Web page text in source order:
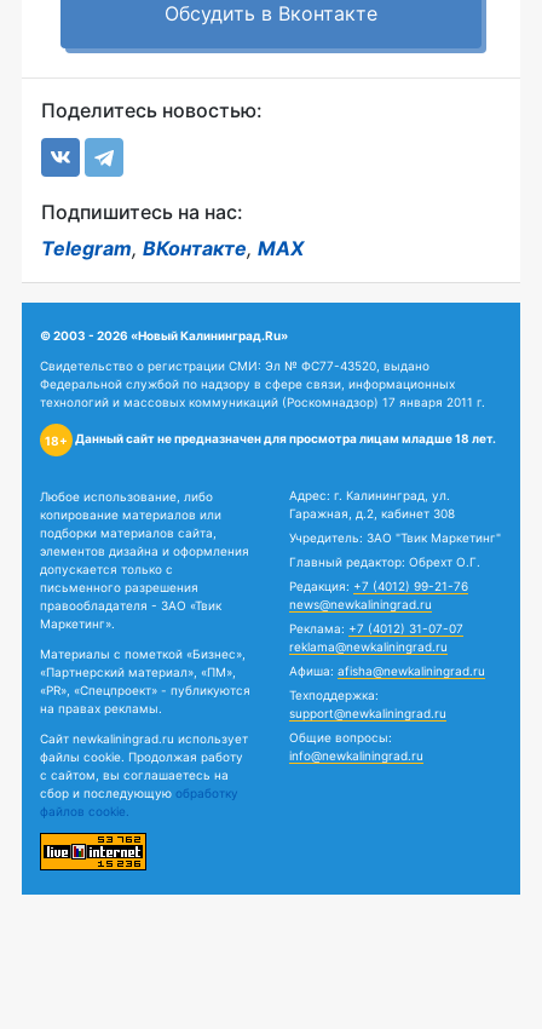
Обсудить в Вконтакте
Поделитесь новостью:
Подпишитесь на нас:
Telegram, ВКонтакте, MAX
© 2003 - 2026 «Новый Калининград.Ru»
Свидетельство о регистрации СМИ: Эл № ФС77-43520, выдано
Федеральной службой по надзору в сфере связи, информационных
технологий и массовых коммуникаций (Роскомнадзор) 17 января 2011 г.
18+ Данный сайт не предназначен для просмотра лицам младше 18 лет.
Любое использование, либо
копирование материалов или
подборки материалов сайта,
элементов дизайна и оформления
допускается только с
письменного разрешения
правообладателя - ЗАО «Твик
Маркетинг».
Материалы с пометкой «Бизнес»,
«Партнерский материал», «ПМ»,
«PR», «Спецпроект» - публикуются
на правах рекламы.
Сайт newkaliningrad.ru использует
файлы cookie. Продолжая работу
с сайтом, вы соглашаетесь на
сбор и последующую обработку
файлов cookie.
Адрес: г. Калининград, ул.
Гаражная, д.2, кабинет 308
Учредитель: ЗАО "Твик Маркетинг"
Главный редактор: Обрехт О.Г.
Редакция: +7 (4012) 99-21-76
news@newkaliningrad.ru
Реклама: +7 (4012) 31-07-07
reklama@newkaliningrad.ru
Афиша: afisha@newkaliningrad.ru
Техподдержка:
support@newkaliningrad.ru
Общие вопросы:
info@newkaliningrad.ru